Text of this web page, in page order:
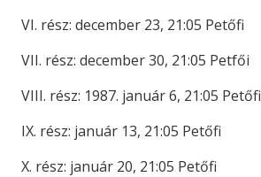
VI. rész: december 23, 21:05 Petőfi
VII. rész: december 30, 21:05 Petfői
VIII. rész: 1987. január 6, 21:05 Petőfi
IX. rész: január 13, 21:05 Petőfi
X. rész: január 20, 21:05 Petőfi